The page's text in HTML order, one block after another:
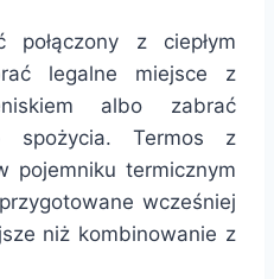
z ciepłym
legalne miejsce z
albo zabrać
spożycia. Termos z
pojemniku termicznym
wcześniej
niż kombinowanie z